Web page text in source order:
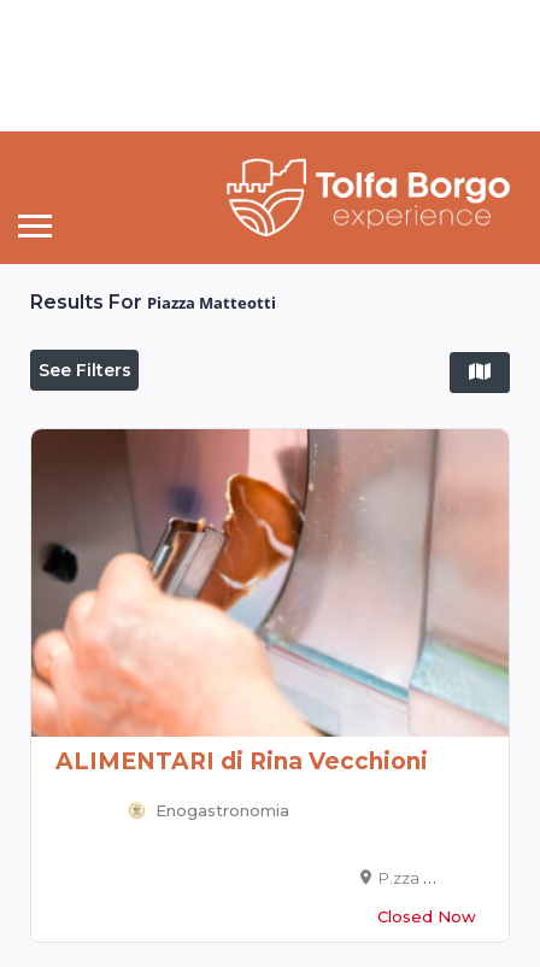
Results For Piazza Matteotti
See Filters
ALIMENTARI di Rina Vecchioni
Enogastronomia
P.zza G. Matteotti, 14
Closed Now